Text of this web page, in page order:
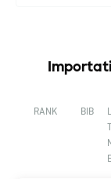
RANK BIB